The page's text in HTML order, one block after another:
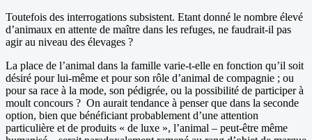
Toutefois des interrogations subsistent. Etant donné le nombre élevé
d’animaux en attente de maître dans les refuges, ne faudrait-il pas
agir au niveau des élevages ?
La place de l’animal dans la famille varie-t-elle en fonction qu’il soit
désiré pour lui-même et pour son rôle d’animal de compagnie ; ou
pour sa race à la mode, son pédigrée, ou la possibilité de participer à
moult concours ? On aurait tendance à penser que dans la seconde
option, bien que bénéficiant probablement d’une attention
particulière et de produits « de luxe », l’animal – peut-être même